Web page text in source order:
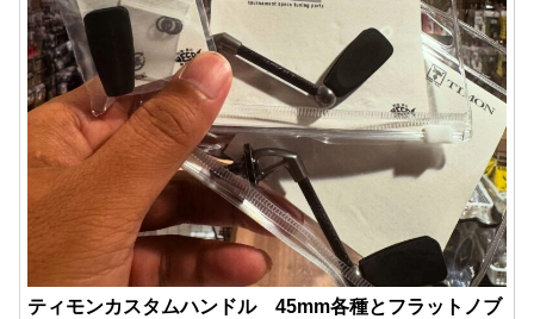
ティモンカスタムハンドル 45mm各種とフラットノブ